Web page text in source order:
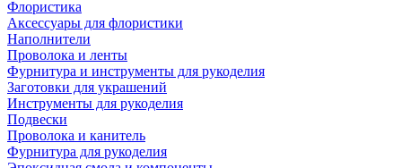
Флористика
Аксессуары для флористики
Наполнители
Проволока и ленты
Фурнитура и инструменты для рукоделия
Заготовки для украшений
Инструменты для рукоделия
Подвески
Проволока и канитель
Фурнитура для рукоделия